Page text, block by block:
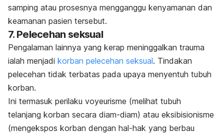
samping atau prosesnya mengganggu kenyamanan dan
keamanan pasien tersebut.
7. Pelecehan seksual
Pengalaman lainnya yang kerap meninggalkan trauma
ialah menjadi korban pelecehan seksual. Tindakan
pelecehan tidak terbatas pada upaya menyentuh tubuh
korban.
Ini termasuk perilaku voyeurisme (melihat tubuh
telanjang korban secara diam-diam) atau eksibisionisme
(mengekspos korban dengan hal-hak yang berbau